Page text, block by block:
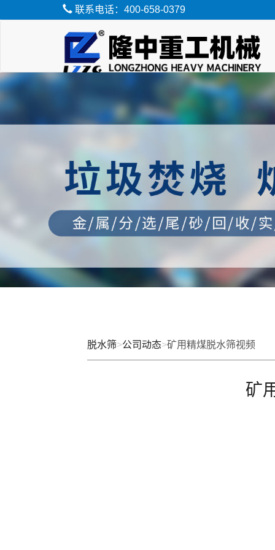
联系电话：400-658-0379
脱水筛
脱水筛>公司动态>矿用精煤脱水筛视频
矿